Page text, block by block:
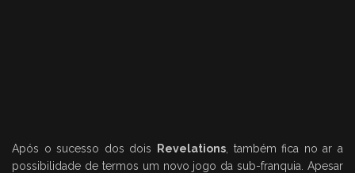
Após o sucesso dos dois Revelations , também fica no ar a
possibilidade de termos um novo jogo da sub-franquia. Apesar